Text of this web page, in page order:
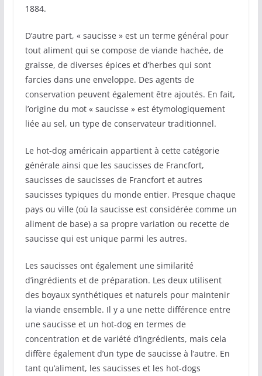
1884.
D’autre part, « saucisse » est un terme général pour
tout aliment qui se compose de viande hachée, de
graisse, de diverses épices et d’herbes qui sont
farcies dans une enveloppe. Des agents de
conservation peuvent également être ajoutés. En fait,
l’origine du mot « saucisse » est étymologiquement
liée au sel, un type de conservateur traditionnel.
Le hot-dog américain appartient à cette catégorie
générale ainsi que les saucisses de Francfort,
saucisses de saucisses de Francfort et autres
saucisses typiques du monde entier. Presque chaque
pays ou ville (où la saucisse est considérée comme un
aliment de base) a sa propre variation ou recette de
saucisse qui est unique parmi les autres.
Les saucisses ont également une similarité
d’ingrédients et de préparation. Les deux utilisent
des boyaux synthétiques et naturels pour maintenir
la viande ensemble. Il y a une nette différence entre
une saucisse et un hot-dog en termes de
concentration et de variété d’ingrédients, mais cela
diffère également d’un type de saucisse à l’autre. En
tant qu’aliment, les saucisses et les hot-dogs